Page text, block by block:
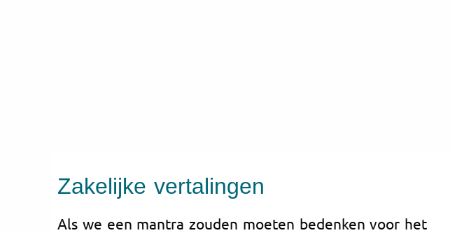
Zakelijke vertalingen
Als we een mantra zouden moeten bedenken voor het